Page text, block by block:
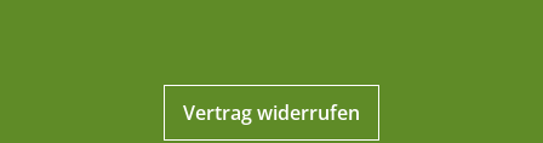
Vertrag widerrufen